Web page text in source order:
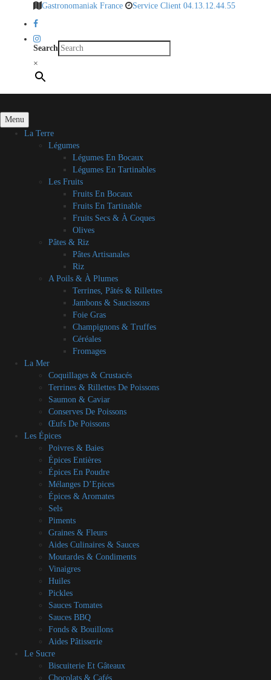
Gastronomaniak France Service Client 04.13.12.44.55
Search
×
Menu
La Terre
Légumes
Légumes En Bocaux
Légumes En Tartinables
Les Fruits
Fruits En Bocaux
Fruits En Tartinable
Fruits Secs & À Coques
Olives
Pâtes & Riz
Pâtes Artisanales
Riz
A Poils & À Plumes
Terrines, Pâtés & Rillettes
Jambons & Saucissons
Foie Gras
Champignons & Truffes
Céréales
Fromages
La Mer
Coquillages & Crustacés
Terrines & Rillettes De Poissons
Saumon & Caviar
Conserves De Poissons
Œufs De Poissons
Les Épices
Poivres & Baies
Épices Entières
Épices En Poudre
Mélanges D’Epices
Épices & Aromates
Sels
Piments
Graines & Fleurs
Aides Culinaires & Sauces
Moutardes & Condiments
Vinaigres
Huiles
Pickles
Sauces Tomates
Sauces BBQ
Fonds & Bouillons
Aides Pâtisserie
Le Sucre
Biscuiterie Et Gâteaux
Chocolats & Cafés